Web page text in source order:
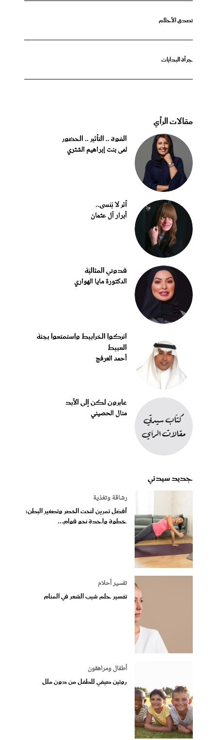
تصدق الأحلام
جرأة البدايات
مقالات الرأي
القوة .. التأثير .. الحضور
لمى بنت إبراهيم الشثري
أثر لا يُنسى..
أبرار آل عثمان
قدوتي المثاليّة
الدكتورة مايا الهواري
اتركوا الخرابيط واستمتعوا بجنة
العبيط
أحمد العرفج
عابرون لكن إلى الأبد
منال الحصيني
جديد سيدتي
رشاقة وتغذية
أفضل تمرين لنحت الخصر وتصغير البطن:
خطوة واحدة نحو قوام...
تفسير أحلام
تفسير حلم شيب الشعر في المنام
أطفال ومراهقون
روتين صيفي للطفل من دون ملل